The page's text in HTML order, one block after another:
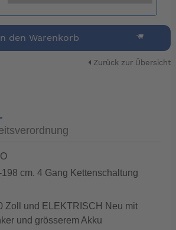
den Warenkorb
Zurück zur Übersicht
cm. 4 Gang Kettenschaltung
Zoll und ELEKTRISCH Neu mit
und grösserem Akku